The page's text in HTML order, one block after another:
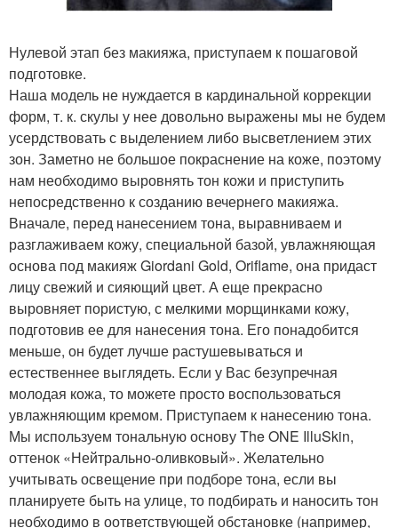
Нулевой этап без макияжа, приступаем к пошаговой
подготовке.
Наша модель не нуждается в кардинальной коррекции
форм, т. к. скулы у нее довольно выражены мы не будем
усердствовать с выделением либо высветлением этих
зон. Заметно не большое покраснение на коже, поэтому
нам необходимо выровнять тон кожи и приступить
непосредственно к созданию вечернего макияжа.
Вначале, перед нанесением тона, выравниваем и
разглаживаем кожу, специальной базой, увлажняющая
основа под макияж Giordani Gold, Oriflame, она придаст
лицу свежий и сияющий цвет. А еще прекрасно
выровняет пористую, с мелкими морщинками кожу,
подготовив ее для нанесения тона. Его понадобится
меньше, он будет лучше растушевываться и
естественнее выглядеть. Если у Вас безупречная
молодая кожа, то можете просто воспользоваться
увлажняющим кремом. Приступаем к нанесению тона.
Мы используем тональную основу The ONE IlluSkin,
оттенок «Нейтрально-оливковый». Желательно
учитывать освещение при подборе тона, если вы
планируете быть на улице, то подбирать и наносить тон
необходимо в оответствующей обстановке (например,